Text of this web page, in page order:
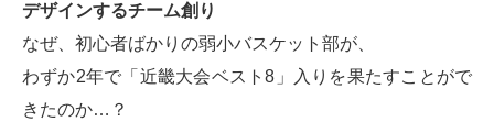
デザインするチーム創り
なぜ、初心者ばかりの弱小バスケット部が、
わずか2年で「近畿大会ベスト8」入りを果たすことがで
きたのか…？